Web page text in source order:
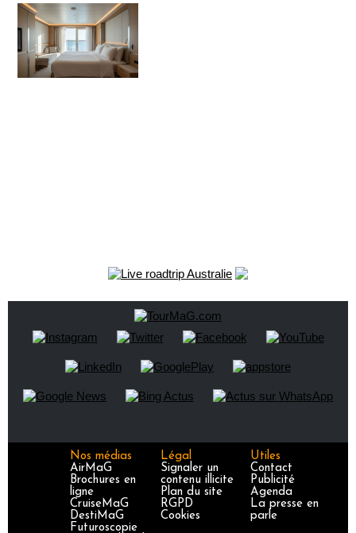
Nos médias
AirMaG
Brochures en
ligne
CruiseMaG
DestiMaG
Futuroscopie
Légal
Signaler un
contenu illicite
Plan du site
RGPD
Cookies
Utiles
Contact
Publicité
Agenda
La presse en
parle